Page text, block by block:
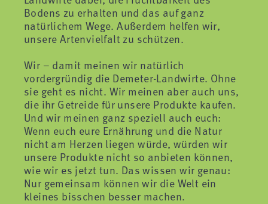
Bodens zu erhalten und das auf ganz
natürlichem Wege. Außerdem helfen wir,
unsere Artenvielfalt zu schützen.
Wir – damit meinen wir natürlich
vordergründig die Demeter-Landwirte. Ohne
sie geht es nicht. Wir meinen aber auch uns,
die ihr Getreide für unsere Produkte kaufen.
Und wir meinen ganz speziell auch euch:
Wenn euch eure Ernährung und die Natur
nicht am Herzen liegen würde, würden wir
unsere Produkte nicht so anbieten können,
wie wir es jetzt tun. Das wissen wir genau:
Nur gemeinsam können wir die Welt ein
kleines bisschen besser machen.